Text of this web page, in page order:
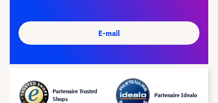
E-mail
Partenaire Trusted
Shops
Partenaire Idealo